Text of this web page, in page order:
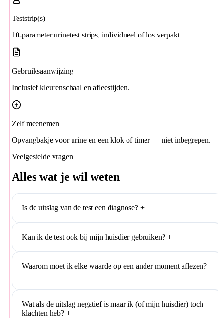
Teststrip(s)
10-parameter urinetest strips, individueel of los verpakt.
Gebruiksaanwijzing
Inclusief kleurenschaal en afleestijden.
Zelf meenemen
Opvangbakje voor urine en een klok of timer — niet inbegrepen.
Veelgestelde vragen
Alles wat je wil weten
Is de uitslag van de test een diagnose? +
Kan ik de test ook bij mijn huisdier gebruiken? +
Waarom moet ik elke waarde op een ander moment aflezen?
+
Wat als de uitslag negatief is maar ik (of mijn huisdier) toch
klachten heb? +